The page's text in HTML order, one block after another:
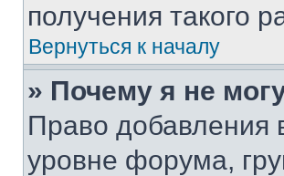
получения такого
Вернуться к началу
» Почему я не
Право добавления
уровне форума,